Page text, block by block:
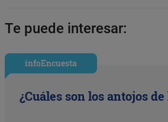
Te puede interesar:
infoEncuesta
¿Cuáles son los antojos